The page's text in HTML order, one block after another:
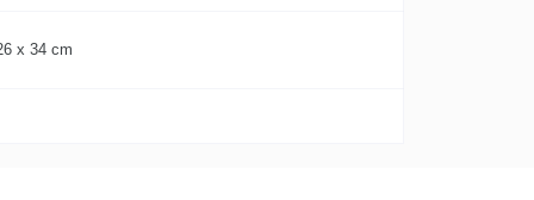
x 34 cm